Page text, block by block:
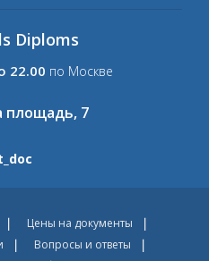
Diploms
22.00 по Москве
площадь, 7
Цены на документы
Вопросы и ответы